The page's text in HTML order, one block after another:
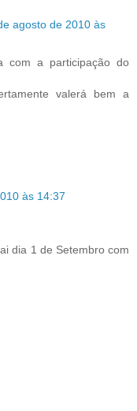
agosto de 2010 às
com a participação do
valerá bem a
às 14:37
dia 1 de Setembro com